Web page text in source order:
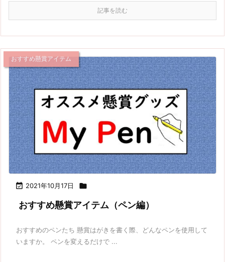
記事を読む
 2021年10月17日 
おすすめ懸賞アイテム
おすすめ懸賞アイテム（ペン編）
おすすめのペンたち 懸賞はがきを書く際、どんなペンを使用して
いますか。 ペンを変えるだけで ...